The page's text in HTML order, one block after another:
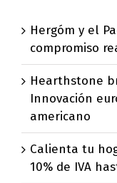
Hergóm y el
compromiso
Hearthstone
Innovación
americano
Calienta tu
10% de IVA